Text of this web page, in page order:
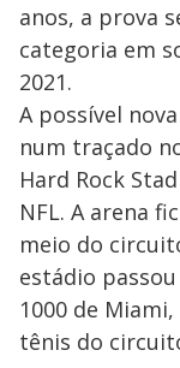
anos, a prova
categoria em
2021.
A possível
num traçado
Hard Rock
NFL. A arena
meio do
estádio
1000 de
tênis do